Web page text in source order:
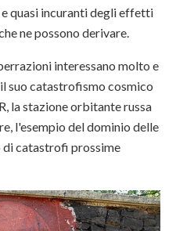
quasi incuranti degli effetti
ne possono derivare.
interessano molto e
suo catastrofismo cosmico
la stazione orbitante russa
l'esempio del dominio delle
di catastrofi prossime